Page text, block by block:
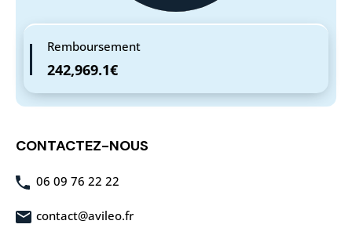
Remboursement
242,969.1€
CONTACTEZ-NOUS
06 09 76 22 22
contact@avileo.fr